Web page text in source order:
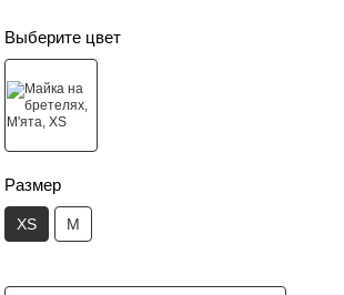
Выберите цвет
Размер
XS M